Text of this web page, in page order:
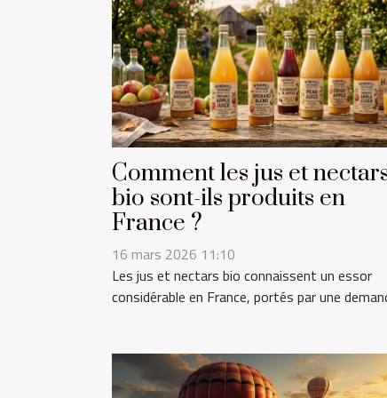
Comment les jus et
bio sont-ils produits en
France ?
16 mars 2026 11:10
Les jus et nectars bio connaissent un essor
considérable en France, portés par une